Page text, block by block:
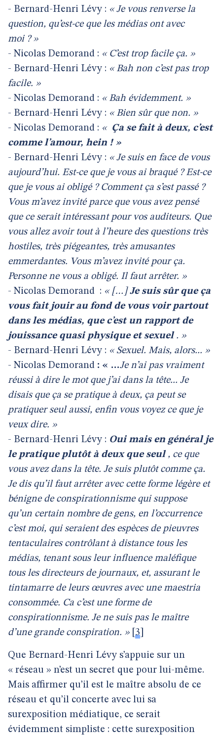
- Bernard-Henri Lévy : « Je vous renverse la
question, qu’est-ce que les médias ont avec
moi ? »
- Nicolas Demorand : « C’est trop facile ça. »
- Bernard-Henri Lévy : « Bah non c’est pas trop
facile. »
- Nicolas Demorand : « Bah évidemment. »
- Bernard-Henri Lévy : « Bien sûr que non. »
- Nicolas Demorand : « Ça se fait à deux, c’est
comme l’amour, hein ! »
- Bernard-Henri Lévy : « Je suis en face de vous
aujourd’hui. Est-ce que je vous ai braqué ? Est-ce
que je vous ai obligé ? Comment ça s’est passé ?
Vous m’avez invité parce que vous avez pensé
que ce serait intéressant pour vos auditeurs. Que
vous allez avoir tout à l’heure des questions très
hostiles, très piégeantes, très amusantes
emmerdantes. Vous m’avez invité pour ça.
Personne ne vous a obligé. Il faut arrêter. »
- Nicolas Demorand : « […] Je suis sûr que ça
vous fait jouir au fond de vous voir partout
dans les médias, que c’est un rapport de
jouissance quasi physique et sexuel . »
- Bernard-Henri Lévy : « Sexuel. Mais, alors... »
- Nicolas Demorand : « …Je n’ai pas vraiment
réussi à dire le mot que j’ai dans la tête... Je
disais que ça se pratique à deux, ça peut se
pratiquer seul aussi, enfin vous voyez ce que je
veux dire. »
- Bernard-Henri Lévy : Oui mais en général je
le pratique plutôt à deux que seul , ce que
vous avez dans la tête. Je suis plutôt comme ça.
Je dis qu’il faut arrêter avec cette forme légère et
bénigne de conspirationnisme qui suppose
qu’un certain nombre de gens, en l’occurrence
c’est moi, qui seraient des espèces de pieuvres
tentaculaires contrôlant à distance tous les
médias, tenant sous leur influence maléfique
tous les directeurs de journaux, et, assurant le
tintamarre de leurs œuvres avec une maestria
consommée. Ca c’est une forme de
conspirationnisme. Je ne suis pas le maître
d’une grande conspiration. »[ 3
Que Bernard-Henri Lévy s’appuie sur un
« réseau » n’est un secret que pour lui-même.
Mais affirmer qu’il est le maître absolu de ce
réseau et qu’il concerte avec lui sa
surexposition médiatique, ce serait
évidemment simpliste : cette surexposition